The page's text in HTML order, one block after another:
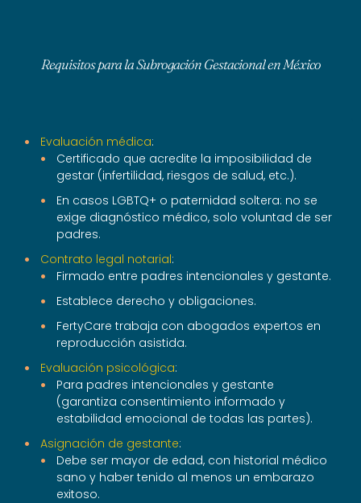
Requisitos para la Subrogación Gestacional en México
Evaluación médica:
Certificado que acredite la imposibilidad de
gestar (infertilidad, riesgos de salud, etc.).
En casos LGBTQ+ o paternidad soltera: no se
exige diagnóstico médico, solo voluntad de ser
padres.
Contrato legal notarial:
Firmado entre padres intencionales y gestante.
Establece derecho y obligaciones.
FertyCare trabaja con abogados expertos en
reproducción asistida.
Evaluación psicológica:
Para padres intencionales y gestante
(garantiza consentimiento informado y
estabilidad emocional de todas las partes).
Asignación de gestante:
Debe ser mayor de edad, con historial médico
sano y haber tenido al menos un embarazo
exitoso.